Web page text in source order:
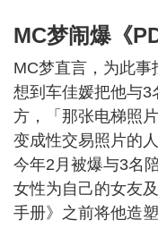
MC梦闹爆《
MC梦直言，为此
想到车佳媛把他与3
方，「那张电梯照
变成性交易照片的
今年2月被爆与3名
女性为自己的女友
手册》之前将他造